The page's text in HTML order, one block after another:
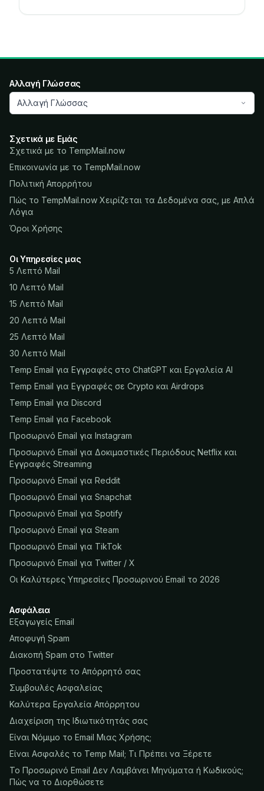
Αλλαγή Γλώσσας
Αλλαγή Γλώσσας
Σχετικά με Εμάς
Σχετικά με το TempMail.now
Επικοινωνία με το TempMail.now
Πολιτική Απορρήτου
Πώς το TempMail.now Χειρίζεται τα Δεδομένα σας, με Απλά
Λόγια
Όροι Χρήσης
Οι Υπηρεσίες μας
5 Λεπτό Mail
10 Λεπτό Mail
15 Λεπτό Mail
20 Λεπτό Mail
25 Λεπτό Mail
30 Λεπτό Mail
Temp Email για Εγγραφές στο ChatGPT και Εργαλεία AI
Temp Email για Εγγραφές σε Crypto και Airdrops
Temp Email για Discord
Temp Email για Facebook
Προσωρινό Email για Instagram
Προσωρινό Email για Δοκιμαστικές Περιόδους Netflix και
Εγγραφές Streaming
Προσωρινό Email για Reddit
Προσωρινό Email για Snapchat
Προσωρινό Email για Spotify
Προσωρινό Email για Steam
Προσωρινό Email για TikTok
Προσωρινό Email για Twitter / X
Οι Καλύτερες Υπηρεσίες Προσωρινού Email το 2026
Ασφάλεια
Εξαγωγείς Email
Αποφυγή Spam
Διακοπή Spam στο Twitter
Προστατέψτε το Απόρρητό σας
Συμβουλές Ασφαλείας
Καλύτερα Εργαλεία Απόρρητου
Διαχείριση της Ιδιωτικότητάς σας
Είναι Νόμιμο το Email Μιας Χρήσης;
Είναι Ασφαλές το Temp Mail; Τι Πρέπει να Ξέρετε
Το Προσωρινό Email Δεν Λαμβάνει Μηνύματα ή Κωδικούς;
Πώς να το Διορθώσετε